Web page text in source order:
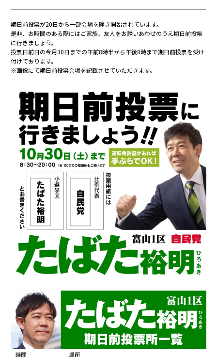
期日前投票が20日から一部会場を除き開始されています。
是非、お時間のある際にはご家族、友人をお誘いあわせのうえ期日前投票
に行きましょう。
投票日前日の今月30日までの午前8時半から午後8時まで期日前投票を受け
付けております。
※画像にて期日前投票会場を記載させていただきます。